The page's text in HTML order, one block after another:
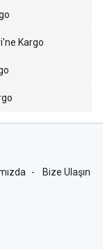
Kargo
- Bize Ulaşın